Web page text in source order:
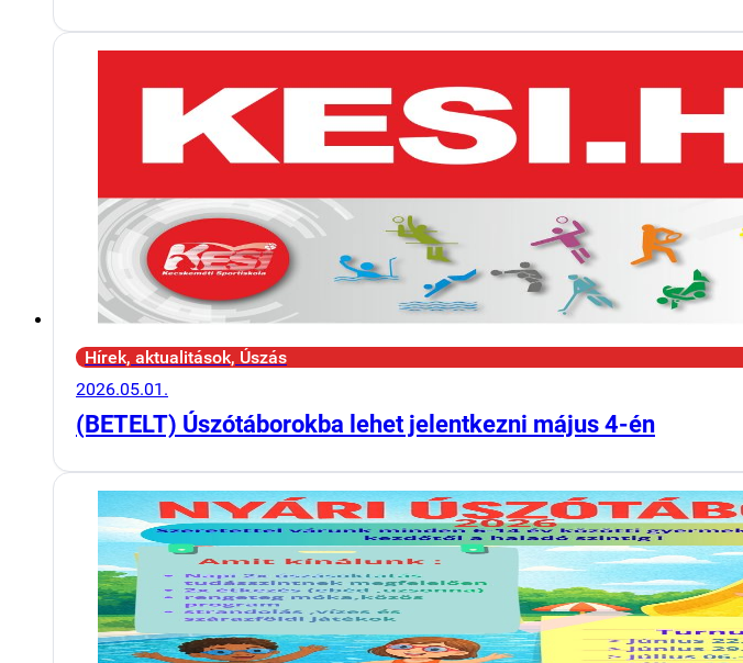
Hírek, aktualitások, Úszás
2026.05.01.
(BETELT) Úszótáborokba lehet jelentkezni május 4-én